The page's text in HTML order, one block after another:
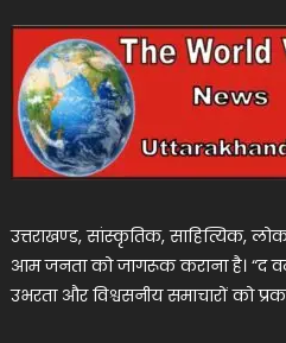
उत्तराखण्ड, सांस्कृतिक, साहित्यिक,
आम जनता को जागरूक कराना है। “द
उभरता और विश्वसनीय समाचारों को